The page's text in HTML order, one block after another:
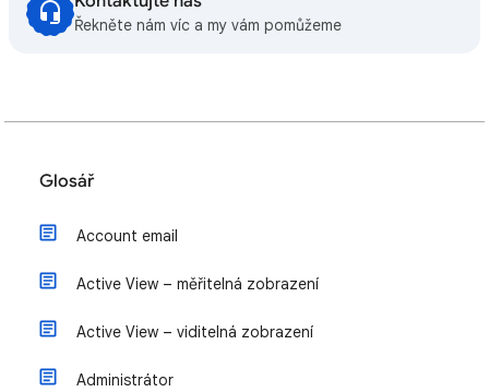
Řekněte nám víc a my vám pomůžeme
Glosář
Account email
Active View – měřitelná zobrazení
Active View – viditelná zobrazení
Administrátor